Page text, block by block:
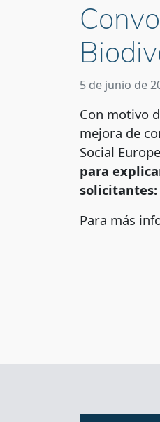
5 de junio de
Con motivo
mejora de
Social
para
solicitantes:
Para más